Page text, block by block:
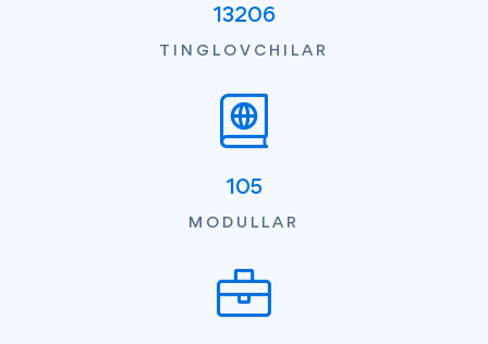
13206
TINGLOVCHILAR
105
MODULLAR